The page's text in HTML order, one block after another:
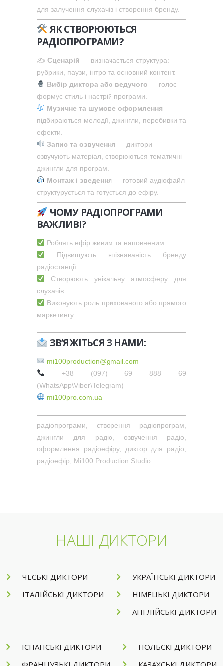
для залучення слухачів і створення бренду.
ЯК СТВОРЮЮТЬСЯ
РАДІОПРОГРАМИ?
✍️ Сценарій — визначається структура:
рубрики, паузи, інтро та основний контент.
Вибір диктора або ведучого — голос
формує стиль і настрій програми.
Музичне та шумове оформлення —
підбираються мелодії, джингли, перебивки та
ефекти.
Запис та озвучення — диктори
озвучують матеріал, створюються тематичні
джингли для програм.
Монтаж і зведення — готовий аудіофайл
структурується та готується до ефіру.
ЧОМУ РАДІОПРОГРАМИ
ВАЖЛИВІ?
Роблять ефір живим та наповненим.
Підвищують впізнаваність бренду
радіостанції.
Створюють унікальну атмосферу для
слухачів.
Виконують роль прихованого або прямого
маркетингу.
ЗВ’ЯЖІТЬСЯ З НАМИ:
mi100production@gmail.com
+38 (097) 69 888 69
(WhatsApp\Viber\Telegram)
mi100pro.com.ua
радіопрограми, створення радіопрограм,
джингли для радіо, озвучення радіо,
оформлення радіоефіру, диктор для радіо,
радіоефір, Mi100 Production Studio
НАШІ ДИКТОРИ
ЧЕСЬКІ ДИКТОРИ
ІТАЛІЙСЬКІ ДИКТОРИ
УКРАЇНСЬКІ ДИКТОРИ
НІМЕЦЬКІ ДИКТОРИ
АНГЛІЙСЬКІ ДИКТОРИ
ІСПАНСЬКІ ДИКТОРИ
ФРАНЦУЗЬКІ ДИКТОРИ
ПОЛЬСКІ ДИКТОРИ
КАЗАХСЬКІ ДИКТОРИ